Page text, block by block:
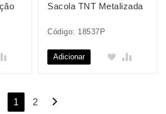
Sacola TNT Metalizada
Código: 18537P
Adicionar
Navegação
1 2